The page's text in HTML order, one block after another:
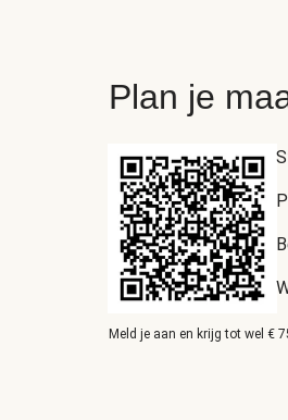
Plan je
Meld je aan en krijg tot wel €